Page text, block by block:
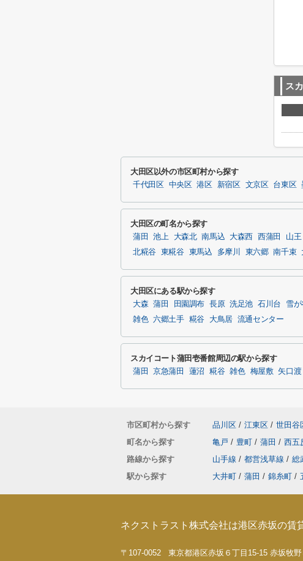
ス
大田区以外の市区町村から探す
千代田区 中央区 港区 新宿区 文京区 台東区
大田区の町名から探す
蒲田 池上 大森北 南馬込 大森西 西蒲田 山王
北糀谷 東糀谷 東馬込 多摩川 東六郷 南千束
大田区にある駅から探す
大森 蒲田 田園調布 長原 洗足池 石川台 雪
雑色 六郷土手 糀谷 大鳥居 流通センター
スカイコート蒲田壱番館周辺の駅から探す
蒲田 京急蒲田 蓮沼 糀谷 雑色 梅屋敷 矢口渡
市区町村から探す 品川区 / 江東区 / 世田谷
町名から探す
亀戸 / 豊町 / 蒲田 / 西五
路線から探す
山手線 / 都営浅草線 / 総
駅から探す
大井町 / 蒲田 / 錦糸町 /
ネクストラスト株式会社は港区赤坂の賃
〒107-0052 東京都港区赤坂６丁目15-15 赤坂牧